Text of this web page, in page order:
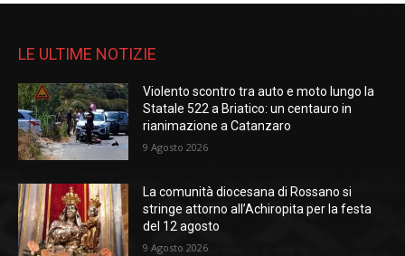
LE ULTIME NOTIZIE
Violento scontro tra auto e moto lungo la
Statale 522 a Briatico: un centauro in
rianimazione a Catanzaro
9 Agosto 2026
La comunità diocesana di Rossano si
stringe attorno all’Achiropita per la festa
del 12 agosto
9 Agosto 2026